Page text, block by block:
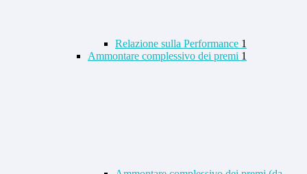
Relazione sulla Performance 1
Ammontare complessivo dei premi 1